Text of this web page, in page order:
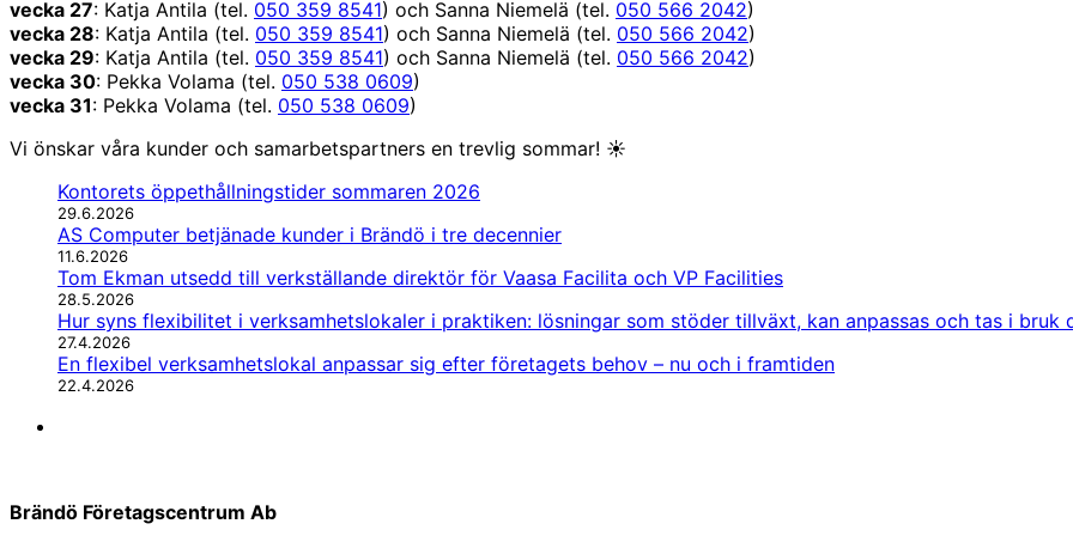
vecka 27: Katja Antila (tel. 050 359 8541) och Sanna Niemelä (tel. 050 566 2042)
vecka 28: Katja Antila (tel. 050 359 8541) och Sanna Niemelä (tel. 050 566 2042)
vecka 29: Katja Antila (tel. 050 359 8541) och Sanna Niemelä (tel. 050 566 2042)
vecka 30: Pekka Volama (tel. 050 538 0609)
vecka 31: Pekka Volama (tel. 050 538 0609)
Vi önskar våra kunder och samarbetspartners en trevlig sommar! ☀️
Kontorets öppethållningstider sommaren 2026
29.6.2026
AS Computer betjänade kunder i Brändö i tre decennier
11.6.2026
Tom Ekman utsedd till verkställande direktör för Vaasa Facilita och VP Facilities
28.5.2026
Hur syns flexibilitet i verksamhetslokaler i praktiken: lösningar som stöder tillväxt, kan anpassas och tas i bruk
27.4.2026
En flexibel verksamhetslokal anpassar sig efter företagets behov – nu och i framtiden
22.4.2026
Brändö Företagscentrum Ab